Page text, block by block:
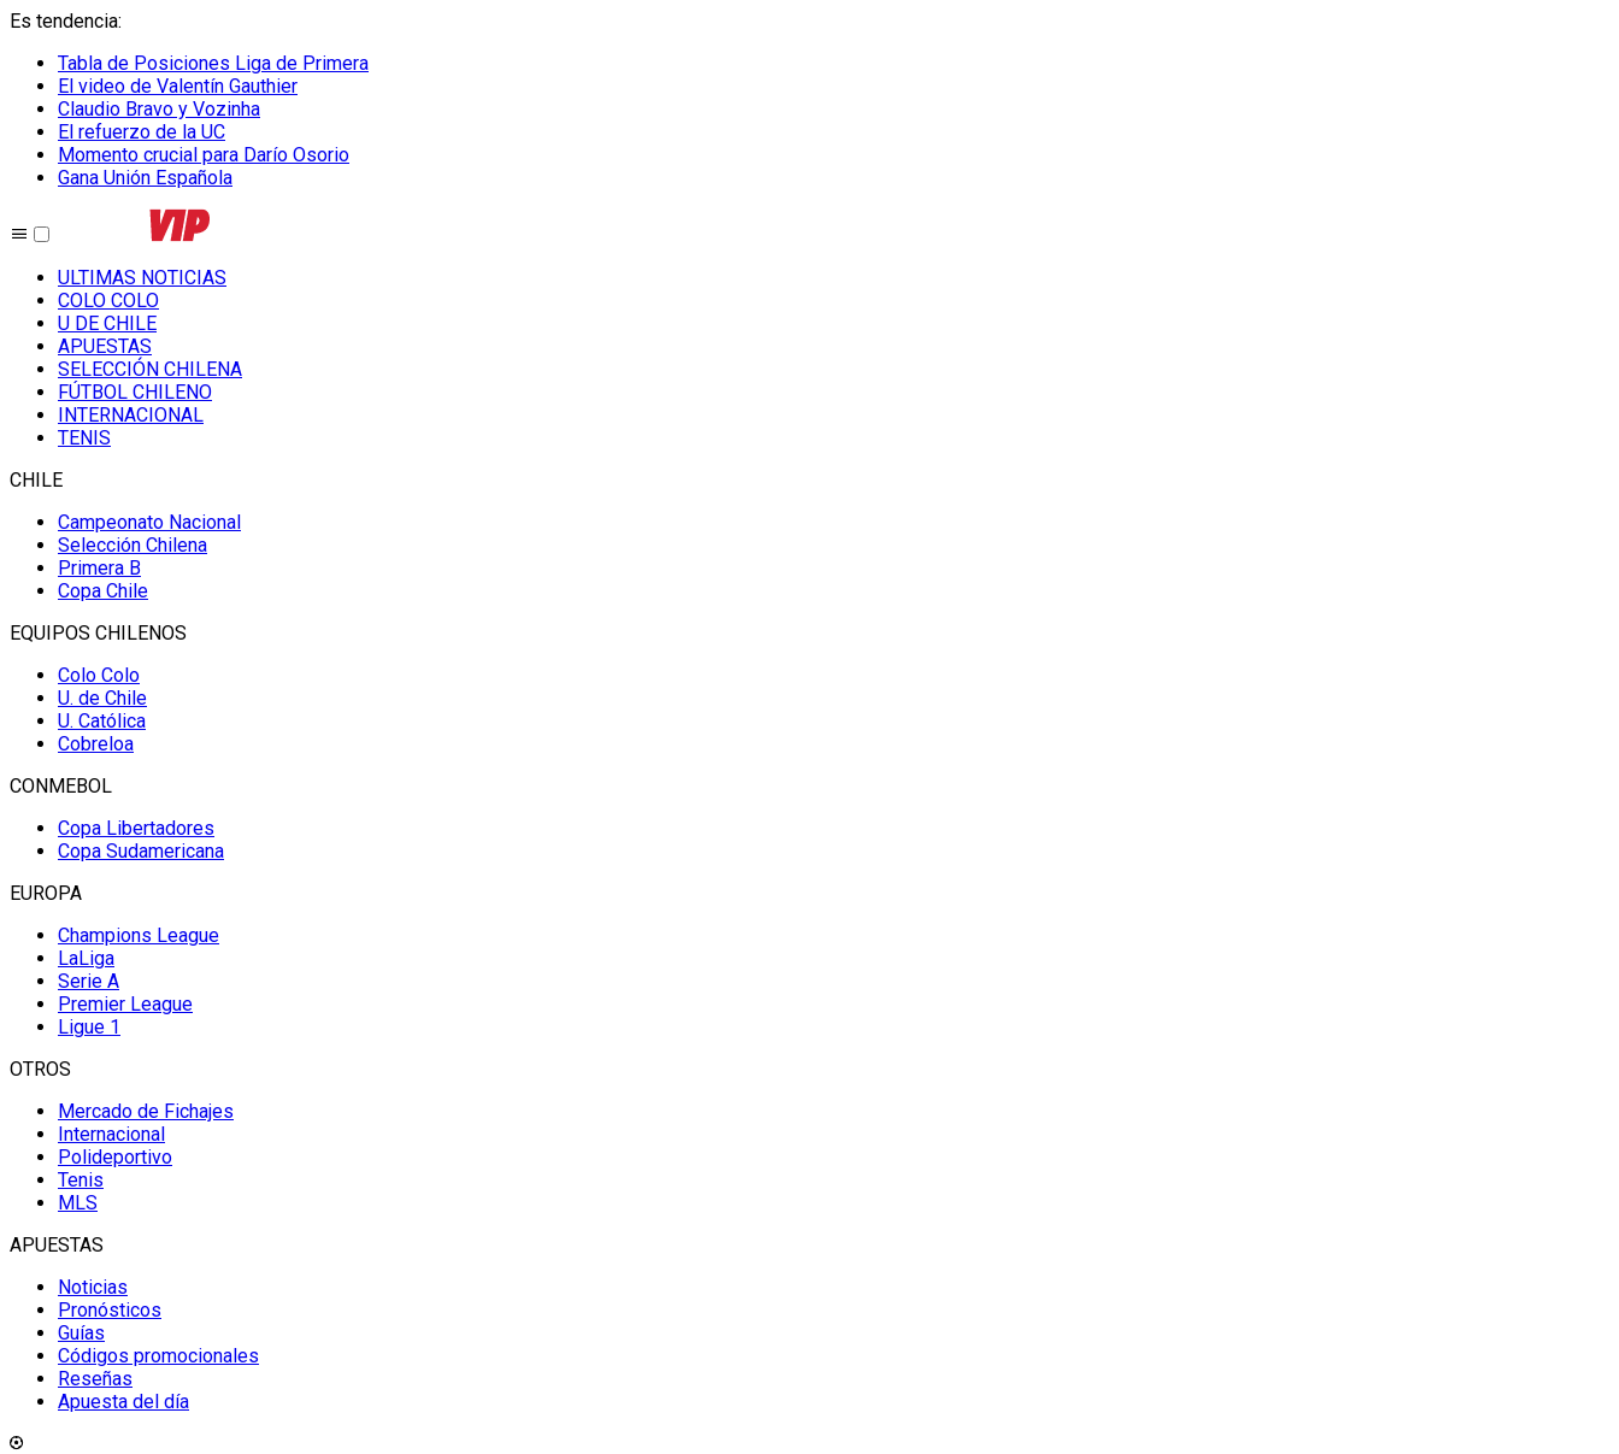
Es tendencia:
Tabla de Posiciones Liga de Primera
El video de Valentín Gauthier
Claudio Bravo y Vozinha
El refuerzo de la UC
Momento crucial para Darío Osorio
Gana Unión Española
ULTIMAS NOTICIAS
COLO COLO
U DE CHILE
APUESTAS
SELECCIÓN CHILENA
FÚTBOL CHILENO
INTERNACIONAL
TENIS
CHILE
Campeonato Nacional
Selección Chilena
Primera B
Copa Chile
EQUIPOS CHILENOS
Colo Colo
U. de Chile
U. Católica
Cobreloa
CONMEBOL
Copa Libertadores
Copa Sudamericana
EUROPA
Champions League
LaLiga
Serie A
Premier League
Ligue 1
OTROS
Mercado de Fichajes
Internacional
Polideportivo
Tenis
MLS
APUESTAS
Noticias
Pronósticos
Guías
Códigos promocionales
Reseñas
Apuesta del día